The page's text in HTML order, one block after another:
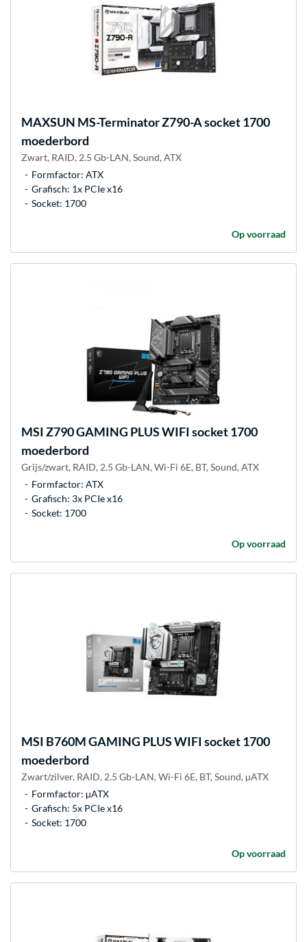
MAXSUN MS-Terminator Z790-A socket 1700
moederbord
Zwart, RAID, 2.5 Gb-LAN, Sound, ATX
Formfactor: ATX
Grafisch: 1x PCIe x16
Socket: 1700
Op voorraad
MSI Z790 GAMING PLUS WIFI socket 1700
moederbord
Grijs/zwart, RAID, 2.5 Gb-LAN, Wi-Fi 6E, BT, Sound, ATX
Formfactor: ATX
Grafisch: 3x PCIe x16
Socket: 1700
Op voorraad
MSI B760M GAMING PLUS WIFI socket 1700
moederbord
Zwart/zilver, RAID, 2.5 Gb-LAN, Wi-Fi 6E, BT, Sound, µATX
Formfactor: µATX
Grafisch: 5x PCIe x16
Socket: 1700
Op voorraad